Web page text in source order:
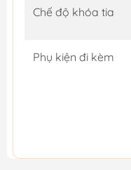
Chế độ khóa tia
Phụ kiện đi kèm